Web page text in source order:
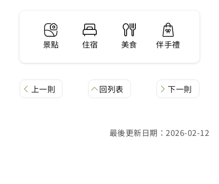
景點 住宿 美食 伴手禮
上一則 回列表 下一則
最後更新日期：2026-02-12